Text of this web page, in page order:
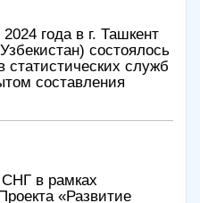
года в г. Ташкент
состоялось
служб
составления
в рамках
«Развитие